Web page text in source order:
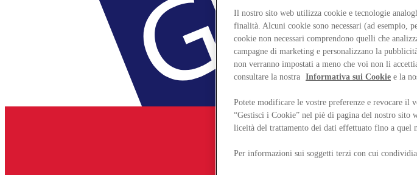
Il nostro sito web utilizza cookie e tecnologie
finalità. Alcuni cookie sono necessari (ad esempio,
cookie non necessari comprendono quelli che
campagne di marketing e personalizzano la
non verranno impostati a meno che voi non li
consultare la nostra Informativa sui Cookie e la
Potete modificare le vostre preferenze e revocare il
“Gestisci i Cookie” nel piè di pagina del nostro sito
liceità del trattamento dei dati effettuato fino a quel
Per informazioni sui soggetti terzi con cui